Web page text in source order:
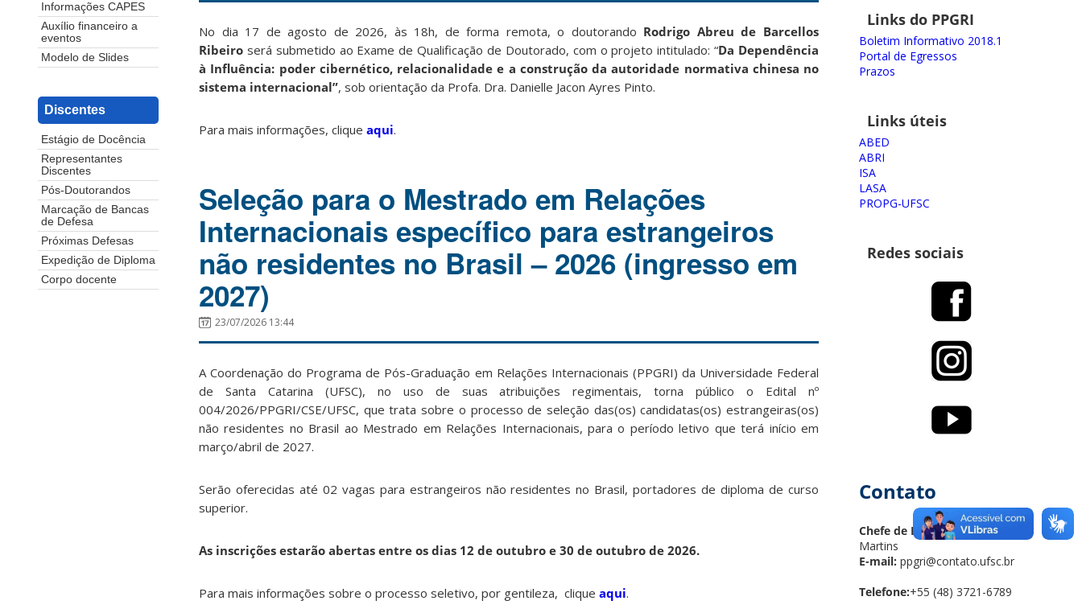
Informações CAPES
Auxílio financeiro a
eventos
Modelo de Slides
Discentes
Estágio de Docência
Representantes
Discentes
Pós-Doutorandos
Marcação de Bancas
de Defesa
Próximas Defesas
Expedição de Diploma
Corpo docente
No dia 17 de agosto de 2026, às 18h, de forma remota, o doutorando Rodrigo Abreu de Barcellos
Ribeiro será submetido ao Exame de Qualificação de Doutorado, com o projeto intitulado: “Da Dependência
à Influência: poder cibernético, relacionalidade e a construção da autoridade normativa chinesa no
sistema internacional”, sob orientação da Profa. Dra. Danielle Jacon Ayres Pinto.
Para mais informações, clique aqui.
Seleção para o Mestrado em Relações
Internacionais específico para estrangeiros
não residentes no Brasil – 2026 (ingresso em
2027)
23/07/2026 13:44
A Coordenação do Programa de Pós-Graduação em Relações Internacionais (PPGRI) da Universidade Federal
de Santa Catarina (UFSC), no uso de suas atribuições regimentais, torna público o Edital nº
004/2026/PPGRI/CSE/UFSC, que trata sobre o processo de seleção das(os) candidatas(os) estrangeiras(os)
não residentes no Brasil ao Mestrado em Relações Internacionais, para o período letivo que terá início em
março/abril de 2027.
Serão oferecidas até 02 vagas para estrangeiros não residentes no Brasil, portadores de diploma de curso
superior.
As inscrições estarão abertas entre os dias 12 de outubro e 30 de outubro de 2026.
Para mais informações sobre o processo seletivo, por gentileza, clique aqui.
Links do PPGRI
Boletim Informativo 2018.1
Portal de Egressos
Prazos
Links úteis
ABED
ABRI
ISA
LASA
PROPG-UFSC
Redes sociais
Contato
Chefe de Expediente:Ronnis
Martins
E-mail: ppgri@contato.ufsc.br
Telefone:+55 (48) 3721-6789